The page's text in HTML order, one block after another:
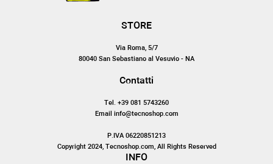
STORE
Via Roma, 5/7
80040 San Sebastiano al Vesuvio - NA
Contatti
Tel. +39 081 5743260
Email info@tecnoshop.com
P.IVA 06220851213
Copyright 2024, Tecnoshop.com, All Rights Reserved
INFO